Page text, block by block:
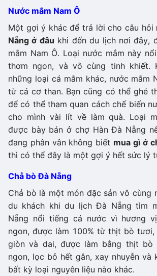
Nước mắm Nam Ô
Một gợi ý khác để trả lời cho câu hỏi
Nẵng ở đâu khi đến du lịch nơi đây,
mắm Nam Ô. Loại nước mắm này
thơm ngon, và vô cùng tinh khiết.
những loại cá mắm khác, nước mắm
từ cá cơ than. Bạn cũng có thể ghé
để có thể tham quan cách chế biến
cho mình vài lít về làm quà. Loại
được bày bán ở chợ Hàn Đà Nẵng
đang phân vân không biết mua gì ở
thì có thể đây là một gợi ý hết sức lý
Chả bò Đà Nẵng
Chả bò là một món đặc sản vô cùng
du khách khi du lịch Đà Nẵng tìm
Nẵng nổi tiếng cả nước vì hương
ngon, được làm 100% từ thịt bò
giòn và dai, được làm bằng thịt bò
ngon, lọc bỏ hết gân, xay nhuyễn và
bất kỳ loại nguyên liệu nào khác.